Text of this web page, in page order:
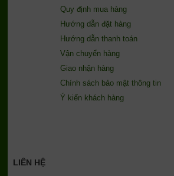
Quy định mua hàng
Hướng dẫn đặt hàng
Hướng dẫn thanh toán
Vận chuyển hàng
Giao nhận hàng
Chính sách bảo mật thông tin
Ý kiến khách hàng
LIÊN HỆ